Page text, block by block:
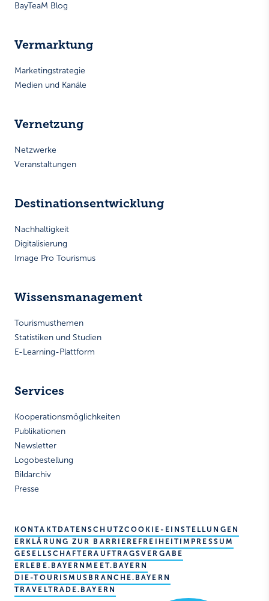
BayTeaM Blog
Vermarktung
Marketingstrategie
Medien und Kanäle
Vernetzung
Netzwerke
Veranstaltungen
Destinationsentwicklung
Nachhaltigkeit
Digitalisierung
Image Pro Tourismus
Wissensmanagement
Tourismusthemen
Statistiken und Studien
E-Learning-Plattform
Services
Kooperationsmöglichkeiten
Publikationen
Newsletter
Logobestellung
Bildarchiv
Presse
KONTAKT DATENSCHUTZCOOKIE-EINSTELLUNGEN
ERKLÄRUNG ZUR BARRIEREFREIHEIT IMPRESSUM
GESELLSCHAFTERAUFTRAGSVERGABE
ERLEBE.BAYERNMEET.BAYERN
DIE-TOURISMUSBRANCHE.BAYERN
TRAVELTRADE.BAYERN